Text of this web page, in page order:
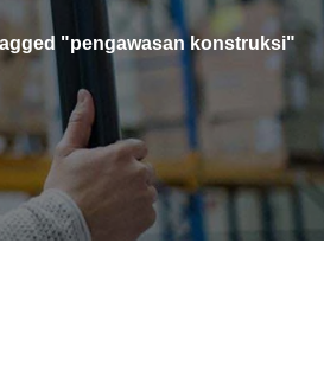
"pengawasan konstruksi"